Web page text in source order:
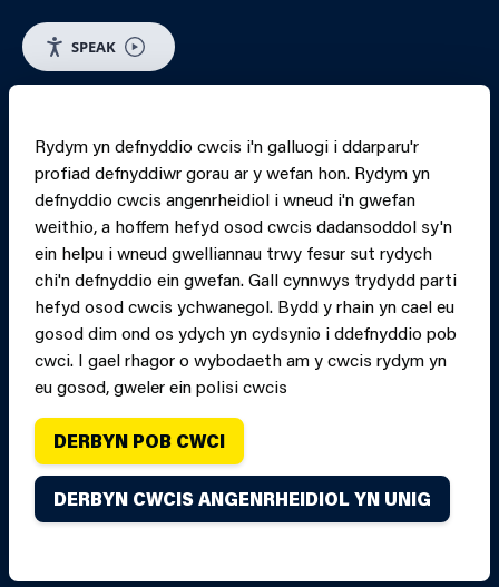
SPEAK
Rydym yn defnyddio cwcis i'n galluogi i ddarparu'r
profiad defnyddiwr gorau ar y wefan hon. Rydym yn
defnyddio cwcis angenrheidiol i wneud i'n gwefan
weithio, a hoffem hefyd osod cwcis dadansoddol sy'n
ein helpu i wneud gwelliannau trwy fesur sut rydych
chi'n defnyddio ein gwefan. Gall cynnwys trydydd parti
hefyd osod cwcis ychwanegol. Bydd y rhain yn cael eu
gosod dim ond os ydych yn cydsynio i ddefnyddio pob
cwci. I gael rhagor o wybodaeth am y cwcis rydym yn
eu gosod, gweler ein polisi cwcis
DERBYN POB CWCI
DERBYN CWCIS ANGENRHEIDIOL YN UNIG
PRINT PAGE
Hawlfraint Gwasanaeth Tân ac Achub Canolbarth a
Gorllewin Cymru oni nodir yn wahanol. Cedwir pob hawl.